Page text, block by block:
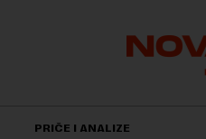
PRIČE I ANALIZE